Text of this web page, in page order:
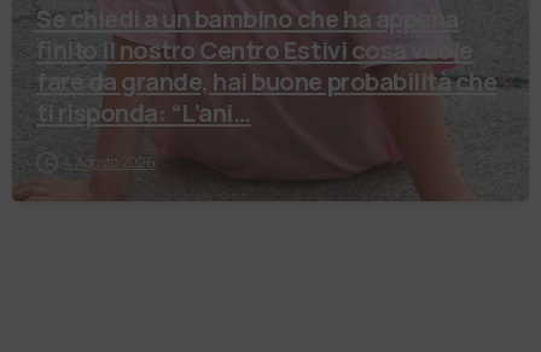
Se chiedi a un bambino che ha appena
finito il nostro Centro Estivi cosa vuole
fare da grande, hai buone probabilità che
ti risponda: “L’ani…
4 Agosto 2026